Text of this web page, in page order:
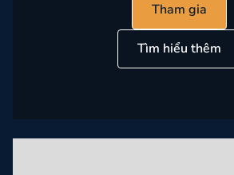
Tham gia
Tìm hiểu thêm